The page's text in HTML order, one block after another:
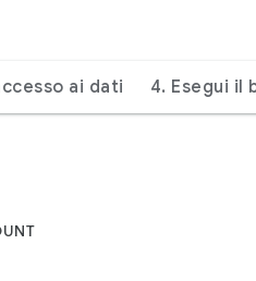
ai dati 4. Esegui il